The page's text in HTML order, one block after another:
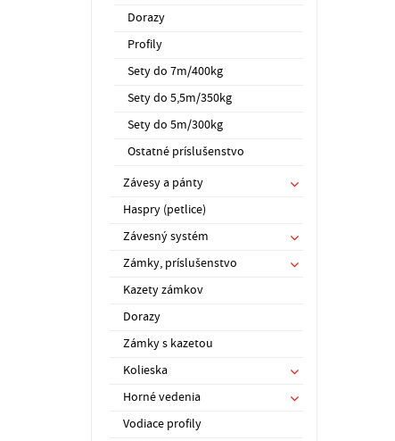
Dorazy
Profily
Sety do 7m/400kg
Sety do 5,5m/350kg
Sety do 5m/300kg
Ostatné príslušenstvo
Závesy a pánty
Haspry (petlice)
Závesný systém
Zámky, príslušenstvo
Kazety zámkov
Dorazy
Zámky s kazetou
Kolieska
Horné vedenia
Vodiace profily